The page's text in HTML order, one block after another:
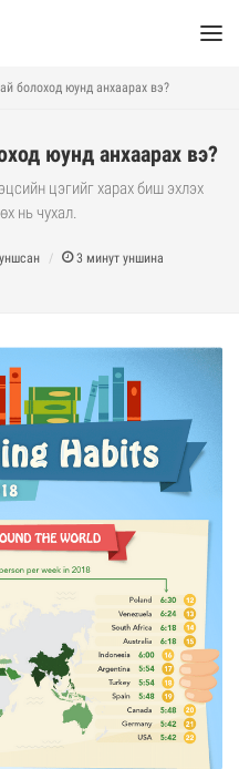
болоход юунд анхаарах вэ?
юунд анхаарах вэ?
цэгийг харах биш эхлэх
нь чухал.
уншсан 3 минут уншина